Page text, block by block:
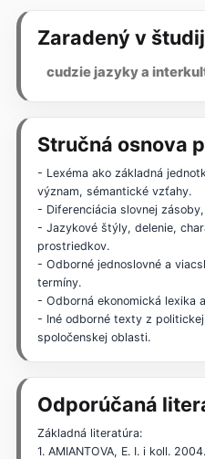
Zaradený v
cudzie jazyky a
Stručná osnova
- Lexéma ako základná
význam, sémantické vzťahy.
- Diferenciácia slovnej
- Jazykové štýly, delenie,
prostriedkov.
- Odborné jednoslovné a
termíny.
- Odborná ekonomická lexika
- Iné odborné texty z
spoločenskej oblasti.
Odporúčaná
Základná literatúra:
1. AMIANTOVA, E. I. i koll.